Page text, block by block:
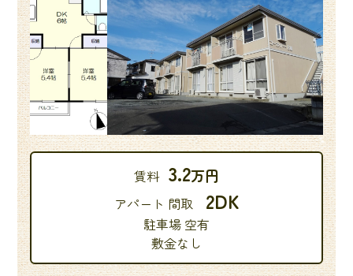
賃料 3.2万円
アパート 間取 2DK
駐車場 空有
敷金なし